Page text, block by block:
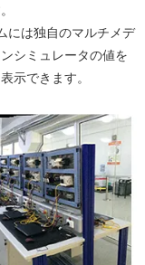
には独自のマルチメデ
シミュレータの値を
示できます。